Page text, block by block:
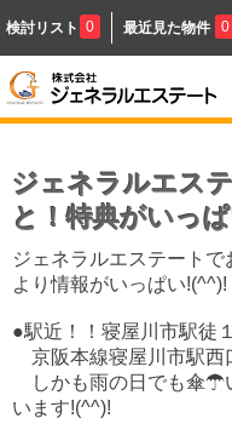
検討リスト 0 最近見た物件 0
ジェネラルエス
と！特典がいっ
ジェネラルエステート
より情報がいっぱい!(^^)!
●駅近！！寝屋川市駅徒
京阪本線寝屋川市駅西
しかも雨の日でも傘☂
います!(^^)!